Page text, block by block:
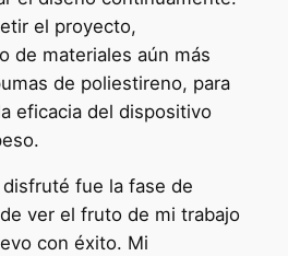
el proyecto,
de materiales aún más
de poliestireno, para
eficacia del dispositivo
fue la fase de
ver el fruto de mi trabajo
con éxito. Mi